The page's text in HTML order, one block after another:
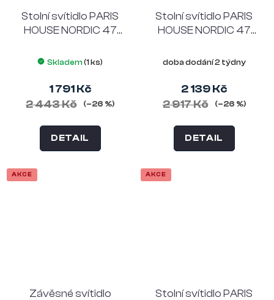
Stolní svítidlo PARIS
HOUSE NORDIC 47
Skladem (1 ks)
1 791 Kč
2 443 Kč
(–26 %)
DETAIL
Stolní svítidlo PARIS
HOUSE NORDIC 47
doba dodání 2 týdny
2 139 Kč
2 917 Kč
(–26 %)
DETAIL
AKCE
Závěsné svítidlo
AKCE
Stolní svítidlo PARIS